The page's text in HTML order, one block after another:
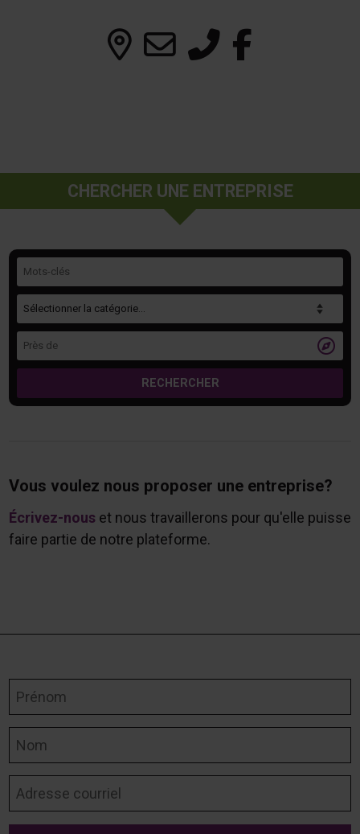
CHERCHER UNE ENTREPRISE

RECHERCHER
Vous voulez nous proposer une entreprise?
Écrivez-nouset nous travaillerons pour qu'elle puisse
faire partie de notre plateforme.